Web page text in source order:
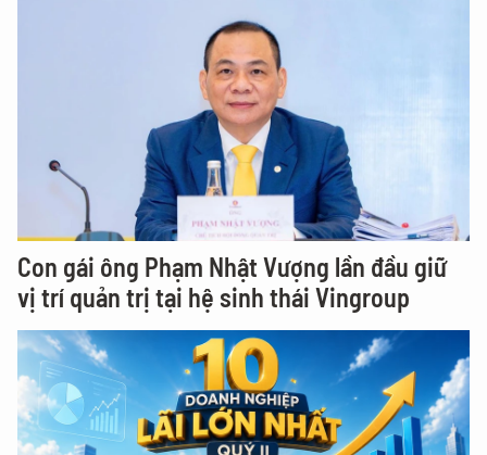
Con gái ông Phạm Nhật Vượng lần đầu giữ
vị trí quản trị tại hệ sinh thái Vingroup